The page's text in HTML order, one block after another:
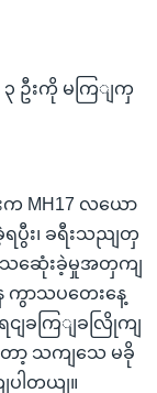
၃ ဦးကို မကြျကှ
က MH17 လယော
ရပွီး၊ ခရီးသညျတှ
သဆေုံးခဲ့မှုအတှကျ
ကွာသပတေးနေ့
ျခကြျခလြိုကျ
ော့ သကျသေ မခို
ါတယျ။